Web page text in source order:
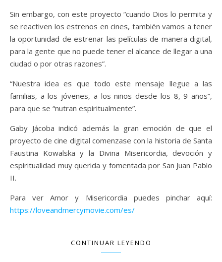
Sin embargo, con este proyecto “cuando Dios lo permita y
se reactiven los estrenos en cines, también vamos a tener
la oportunidad de estrenar las películas de manera digital,
para la gente que no puede tener el alcance de llegar a una
ciudad o por otras razones”.
“Nuestra idea es que todo este mensaje llegue a las
familias, a los jóvenes, a los niños desde los 8, 9 años”,
para que se “nutran espiritualmente”.
Gaby Jácoba indicó además la gran emoción de que el
proyecto de cine digital comenzase con la historia de Santa
Faustina Kowalska y la Divina Misericordia, devoción y
espiritualidad muy querida y fomentada por San Juan Pablo
II.
Para ver Amor y Misericordia puedes pinchar aquí:
https://loveandmercymovie.com/es/
CONTINUAR LEYENDO